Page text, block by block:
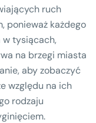
ruch
ponieważ każdego
w tysiącach,
na brzegi miasta
aby zobaczyć
względu na ich
rodzaju